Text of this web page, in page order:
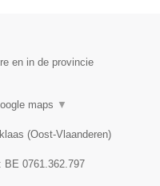
en in de provincie
maps ▼
(Oost-Vlaanderen)
BE 0761.362.797